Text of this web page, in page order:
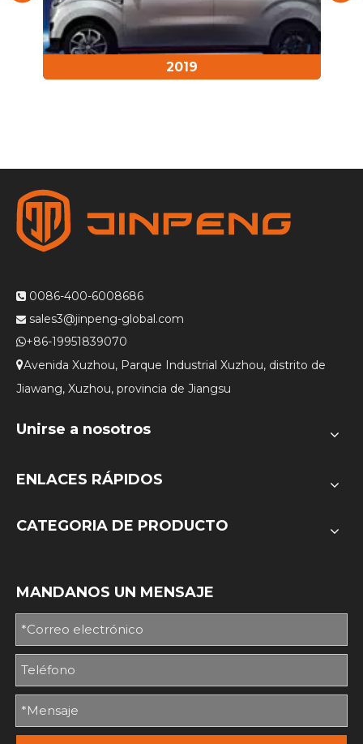
2019
 0086-400-6008686
 sales3@jinpeng-global.com
+86-19951839070
Avenida Xuzhou, Parque Industrial Xuzhou, distrito de
Jiawang, Xuzhou, provincia de Jiangsu
Unirse a nosotros
ENLACES RÁPIDOS
CATEGORIA DE PRODUCTO
MANDANOS UN MENSAJE